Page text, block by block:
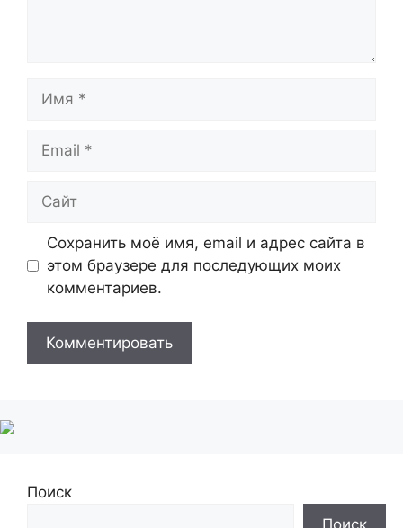
Сохранить моё имя, email и адрес сайта в
этом браузере для последующих моих
комментариев.
Поиск